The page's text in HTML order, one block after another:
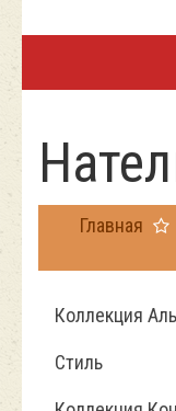
Главная
Коллекция
Стиль